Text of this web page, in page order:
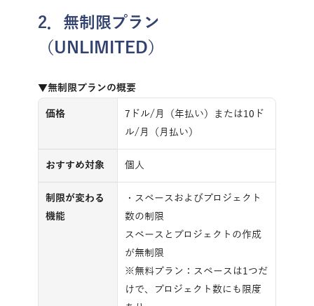
2．無制限プラン
（UNLIMITED）
▼無制限プランの概要
価格
7ドル/月（年払い）または10ド
ル/月（月払い）
おすすめ対象 個人
制限が変わる
機能
・スペースおよびプロジェクト
数の制限
スペースとプロジェクトの作成
が無制限
※無料プラン：スペースは1つだ
けで、プロジェクト数にも限度